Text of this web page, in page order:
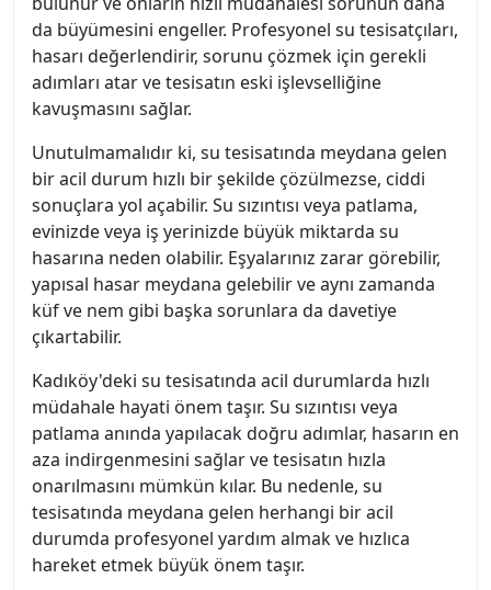
da büyümesini engeller. Profesyonel su tesisatçıları,
hasarı değerlendirir, sorunu çözmek için gerekli
adımları atar ve tesisatın eski işlevselliğine
kavuşmasını sağlar.
Unutulmamalıdır ki, su tesisatında meydana gelen
bir acil durum hızlı bir şekilde çözülmezse, ciddi
sonuçlara yol açabilir. Su sızıntısı veya patlama,
evinizde veya iş yerinizde büyük miktarda su
hasarına neden olabilir. Eşyalarınız zarar görebilir,
yapısal hasar meydana gelebilir ve aynı zamanda
küf ve nem gibi başka sorunlara da davetiye
çıkartabilir.
Kadıköy'deki su tesisatında acil durumlarda hızlı
müdahale hayati önem taşır. Su sızıntısı veya
patlama anında yapılacak doğru adımlar, hasarın en
aza indirgenmesini sağlar ve tesisatın hızla
onarılmasını mümkün kılar. Bu nedenle, su
tesisatında meydana gelen herhangi bir acil
durumda profesyonel yardım almak ve hızlıca
hareket etmek büyük önem taşır.